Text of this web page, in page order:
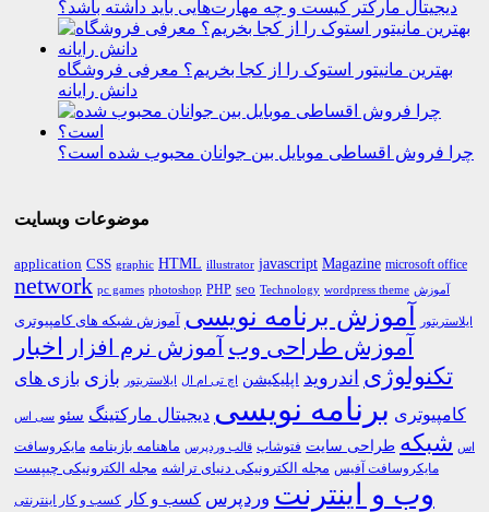
دیجیتال مارکتر کیست و چه مهارت‌هایی باید داشته باشد؟
بهترین مانیتور استوک را از کجا بخریم؟ معرفی فروشگاه
دانش رایانه
چرا فروش اقساطی موبایل بین جوانان محبوب شده است؟
موضوعات وبسایت
application CSS graphic HTML illustrator javascript Magazine microsoft office
network pc games photoshop PHP seo Technology wordpress theme آموزش
ایلاستریتور آموزش برنامه نویسی آموزش شبکه های کامپیوتری
آموزش طراحی وب آموزش نرم افزار اخبار
تکنولوژی اندروید اپلیکیشن اچ تی ام ال ایلاستریتور بازی بازی های
کامپیوتری برنامه نویسی دیجیتال مارکتینگ سئو سی اس
اس شبکه طراحی سایت فتوشاپ قالب وردپرس ماهنامه بازینامه مایکروسافت
مایکروسافت آفیس مجله الکترونیکی دنیای تراشه مجله الکترونیکی چیپست
وب و اینترنت وردپرس کسب و کار کسب و کار اینترنتی